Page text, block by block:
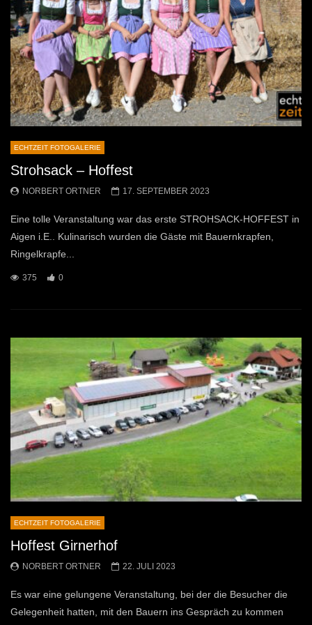
ECHTZEIT FOTOGALERIE
Strohsack – Hoffest
NORBERT ORTNER 17. SEPTEMBER 2023
Eine tolle Veranstaltung war das erste STROHSACK-HOFFEST in
Aigen i.E.. Kulinarisch wurden die Gäste mit Bauernkrapfen,
Ringelkrapfe...
375 0
ECHTZEIT FOTOGALERIE
Hoffest Girnerhof
NORBERT ORTNER 22. JULI 2023
Es war eine gelungene Veranstaltung, bei der die Besucher die
Gelegenheit hatten, mit den Bauern ins Gespräch zu kommen